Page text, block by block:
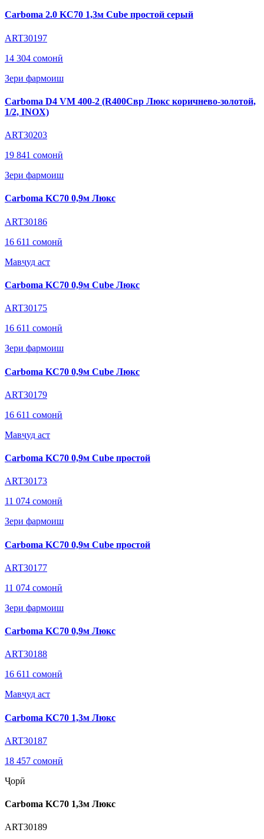
Carboma 2.0 KC70 1,3м Cube простой серый
ART30197
14 304 сомонӣ
Зери фармоиш
Carboma D4 VM 400-2 (R400Cвр Люкс коричнево-золотой,
1/2, INOX)
ART30203
19 841 сомонӣ
Зери фармоиш
Carboma KC70 0,9м Люкс
ART30186
16 611 сомонӣ
Мавҷуд аст
Carboma KC70 0,9м Cube Люкс
ART30175
16 611 сомонӣ
Зери фармоиш
Carboma KC70 0,9м Cube Люкс
ART30179
16 611 сомонӣ
Мавҷуд аст
Carboma KC70 0,9м Cube простой
ART30173
11 074 сомонӣ
Зери фармоиш
Carboma KC70 0,9м Cube простой
ART30177
11 074 сомонӣ
Зери фармоиш
Carboma KC70 0,9м Люкс
ART30188
16 611 сомонӣ
Мавҷуд аст
Carboma KC70 1,3м Люкс
ART30187
18 457 сомонӣ
Ҷорӣ
Carboma KC70 1,3м Люкс
ART30189